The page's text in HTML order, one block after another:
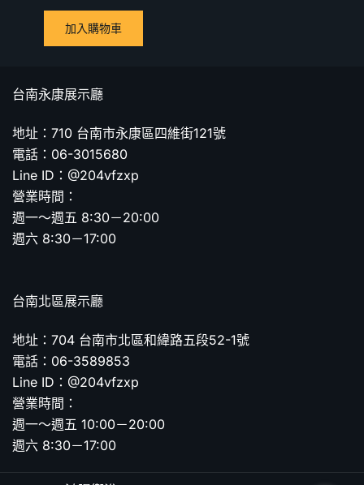
加入購物車
台南永康展示廳
地址：710 台南市永康區四維街121號
電話：06-3015680
Line ID：@204vfzxp
營業時間：
週一～週五 8:30－20:00
週六 8:30－17:00
台南北區展示廳
地址：704 台南市北區和緯路五段52-1號
電話：06-3589853
Line ID：@204vfzxp
營業時間：
週一～週五 10:00－20:00
週六 8:30－17:00